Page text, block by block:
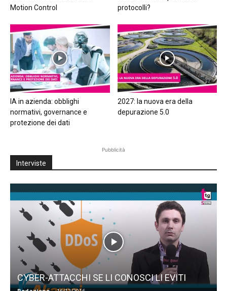
Motion Control
protocolli?
IA in azienda: obblighi
normativi, governance e
protezione dei dati
2027: la nuova era della
depurazione 5.0
Pubblicità
Interviste
CYBER-ATTACCHI SE LI CONOSCI LI EVITI